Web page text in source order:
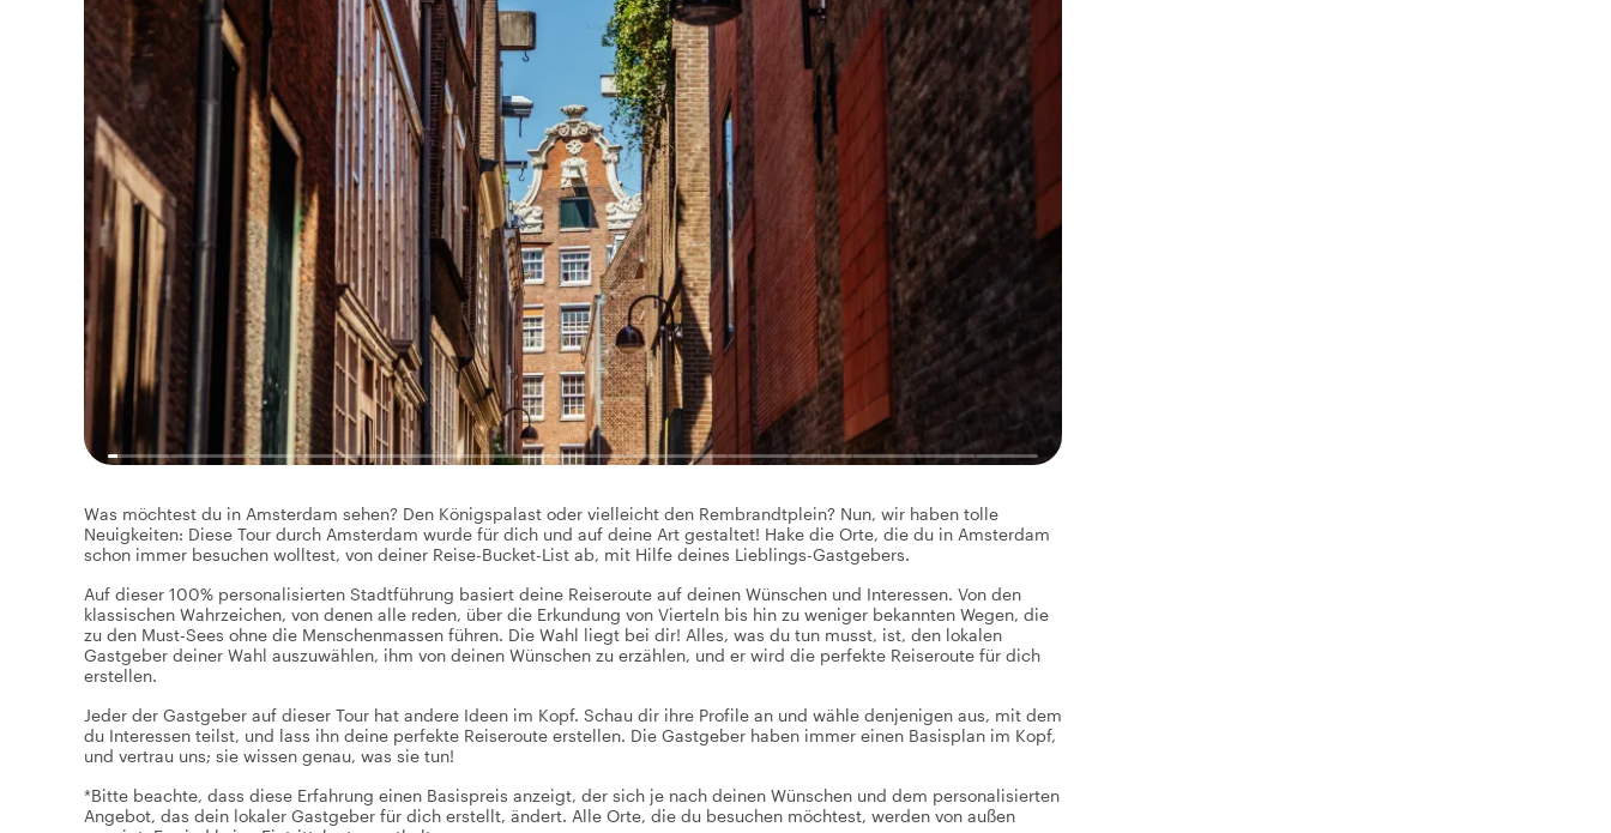
Was möchtest du in Amsterdam sehen? Den Königspalast oder vielleicht den Rembrandtplein? Nun, wir haben tolle
Neuigkeiten: Diese Tour durch Amsterdam wurde für dich und auf deine Art gestaltet! Hake die Orte, die du in Amsterdam
schon immer besuchen wolltest, von deiner Reise-Bucket-List ab, mit Hilfe deines Lieblings-Gastgebers.
Auf dieser 100% personalisierten Stadtführung basiert deine Reiseroute auf deinen Wünschen und Interessen. Von den
klassischen Wahrzeichen, von denen alle reden, über die Erkundung von Vierteln bis hin zu weniger bekannten Wegen, die
zu den Must-Sees ohne die Menschenmassen führen. Die Wahl liegt bei dir! Alles, was du tun musst, ist, den lokalen
Gastgeber deiner Wahl auszuwählen, ihm von deinen Wünschen zu erzählen, und er wird die perfekte Reiseroute für dich
erstellen.
Jeder der Gastgeber auf dieser Tour hat andere Ideen im Kopf. Schau dir ihre Profile an und wähle denjenigen aus, mit dem
du Interessen teilst, und lass ihn deine perfekte Reiseroute erstellen. Die Gastgeber haben immer einen Basisplan im Kopf,
und vertrau uns; sie wissen genau, was sie tun!
*Bitte beachte, dass diese Erfahrung einen Basispreis anzeigt, der sich je nach deinen Wünschen und dem personalisierten
Angebot, das dein lokaler Gastgeber für dich erstellt, ändert. Alle Orte, die du besuchen möchtest, werden von außen